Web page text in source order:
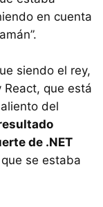
en cuenta
siendo el rey,
que está
del
de .NET
se estaba